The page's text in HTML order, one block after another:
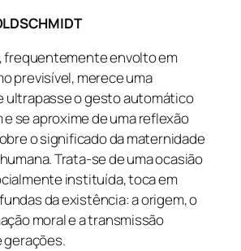
frequentemente envolto em
previsível, merece uma
ultrapasse o gesto automático
se aproxime de uma reflexão
o significado da maternidade
Trata-se de uma ocasião
instituída, toca em
da existência: a origem, o
moral e a transmissão
gerações.